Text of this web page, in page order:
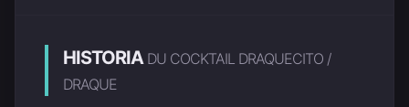
HISTORIA DU COCKTAIL DRAQUECITO /
DRAQUE